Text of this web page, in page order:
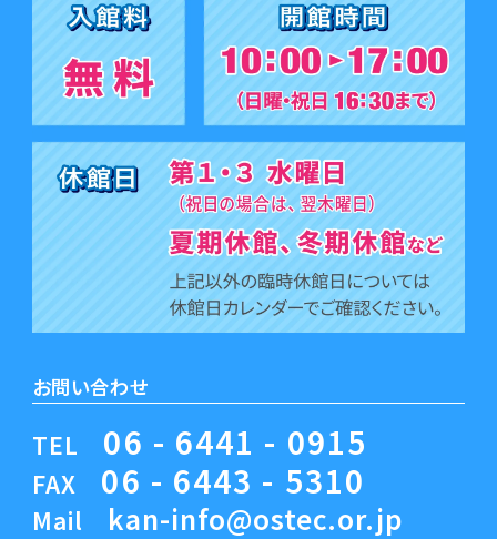
お問い合わせ
TEL 06 - 6441 - 0915
FAX 06 - 6443 - 5310
Mail kan-info@ostec.or.jp